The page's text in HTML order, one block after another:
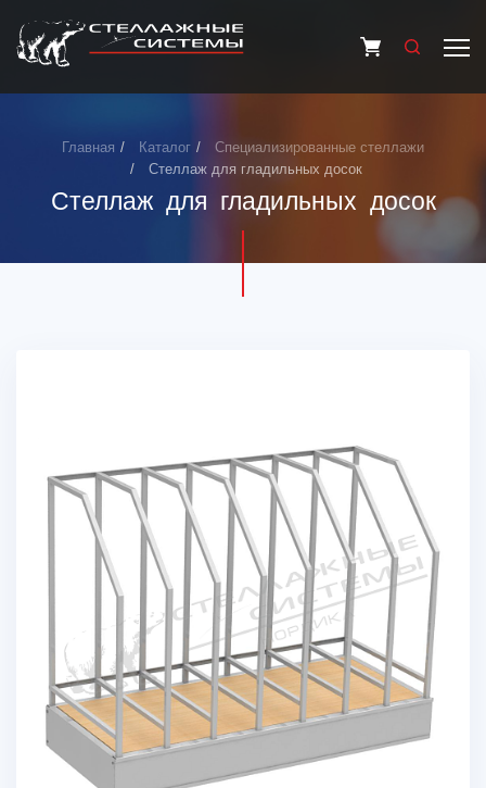
Главная Каталог
Специализированные стеллажи
Стеллаж для гладильных досок
Стеллаж для гладильных досок